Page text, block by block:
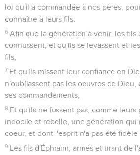
loi qu'il a commandée à nos pères,
connaître à leurs fils,
6 Afin que la génération à venir, les fils
connussent, et qu'ils se levassent et
fils,
7 Et qu'ils missent leur confiance en
n'oubliassent pas les oeuvres de Dieu,
ses commandements,
8 Et qu'ils ne fussent pas, comme leurs
indocile et rebelle, une génération qui
coeur, et dont l'esprit n'a pas été fidèle
9 Les fils d'Éphraïm, armés et tirant de